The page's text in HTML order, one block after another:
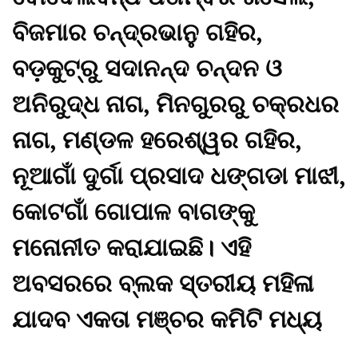
ବିଜମାର ଚନ୍ଦ୍ରଭାନୁ ଗହିର,
ବଡ଼କୁଟ୍ରୁ ସଦାନନ୍ଦ ଚନ୍ଦନ ଓ
ଅନିରୁଦ୍ଧ ନାଗ, ମିନଗୁରରୁ ଚକ୍ରଧର
ନାଗ, ମଣ୍ଡଳ ହରେଶ୍ୱର ଗହିର,
ନୂଆଗାଁ ଦୁର୍ଗା ପ୍ରସାଦ ଧଙ୍ଗଡା ମାଝୀ,
କୋଟଗାଁ ଗୋପାଳ ବାଗଙ୍କୁ
ମନୋନୀତ କରାଯାଇଛି। ଏହି
ଅବସରରେ ବ୍ଲକ ସ୍ତରୀୟ ମହିଳା
ଯାଦବ ଏକତା ମଞ୍ଚର କମିଟି ମଧ୍ୟ